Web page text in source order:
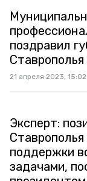
поздравил
Ставрополья
21 апреля 2023, 15:02
Эксперт:
Ставрополья
поддержки
задачами,